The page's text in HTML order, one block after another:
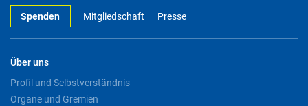
Spenden Mitgliedschaft Presse
Über uns
Profil und Selbstverständnis
Organe und Gremien